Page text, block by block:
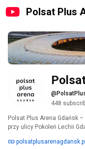
Polsat Plus
448
Polsat Plus Arena Gdańsk
przy ulicy Pokoleń Lechii
Gdańsk.
polsatplusarenagdansk.pl